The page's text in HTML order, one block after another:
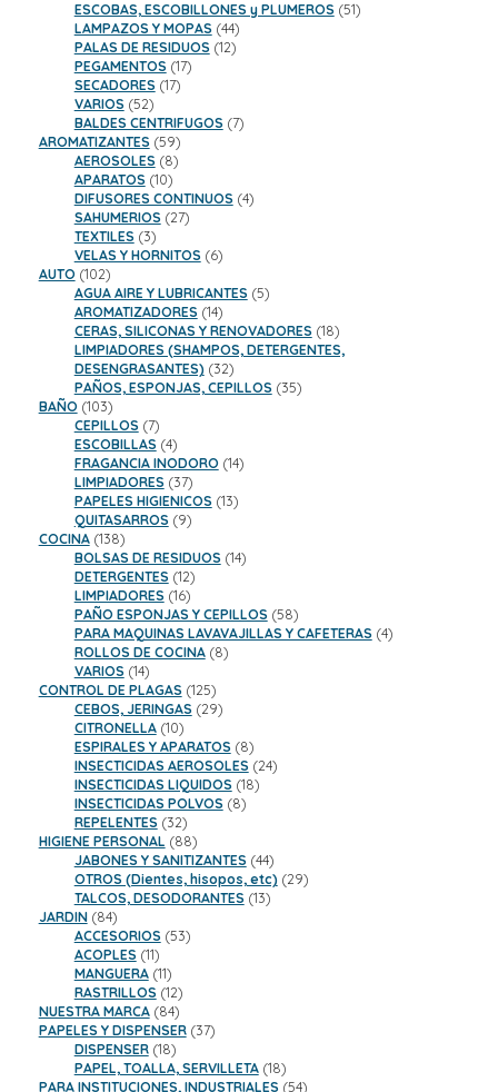
productos
ESCOBAS, ESCOBILLONES y PLUMEROS 5151
LAMPAZOS Y MOPAS 4444
productos
PALAS DE RESIDUOS 1212
PEGAMENTOS 1717
SECADORES 1717
VARIOS 5252
productos
BALDES CENTRIFUGOS 77
AROMATIZANTES 5959
productos
AEROSOLES 88
productos
APARATOS 1010
productos
DIFUSORES CONTINUOS 44
SAHUMERIOS 2727
TEXTILES 33
productos
VELAS Y HORNITOS 66
AUTO 102102
productos
AGUA AIRE Y LUBRICANTES 55
AROMATIZADORES 1414
productos
CERAS, SILICONAS Y RENOVADORES 1818
productos
LIMPIADORES (SHAMPOS, DETERGENTES,
DESENGRASANTES) 3232
productos
PAÑOS, ESPONJAS, CEPILLOS 3535
BAÑO 103103
productos
CEPILLOS 77
productos
ESCOBILLAS 44
productos
FRAGANCIA INODORO 1414
LIMPIADORES 3737
productos
PAPELES HIGIENICOS 1313
QUITASARROS 99
COCINA 138138
productos
BOLSAS DE RESIDUOS 1414
DETERGENTES 1212
productos
LIMPIADORES 1616
productos
PAÑO ESPONJAS Y CEPILLOS 5858
productos
PARA MAQUINAS LAVAVAJILLAS Y CAFETERAS 44
ROLLOS DE COCINA 88
VARIOS 1414
productos
CONTROL DE PLAGAS 125125
productos
CEBOS, JERINGAS 2929
CITRONELLA 1010
productos
ESPIRALES Y APARATOS 88
productos
INSECTICIDAS AEROSOLES 2424
INSECTICIDAS LIQUIDOS 1818
INSECTICIDAS POLVOS 88
REPELENTES 3232
productos
HIGIENE PERSONAL 8888
productos
JABONES Y SANITIZANTES 4444
productos
OTROS (Dientes, hisopos, etc) 2929
TALCOS, DESODORANTES 1313
JARDIN 8484
productos
ACCESORIOS 5353
ACOPLES 1111
productos
MANGUERA 1111
productos
RASTRILLOS 1212
productos
NUESTRA MARCA 8484
productos
PAPELES Y DISPENSER 3737
DISPENSER 1818
productos
PAPEL, TOALLA, SERVILLETA 1818
productos
PARA INSTITUCIONES, INDUSTRIALES 5454